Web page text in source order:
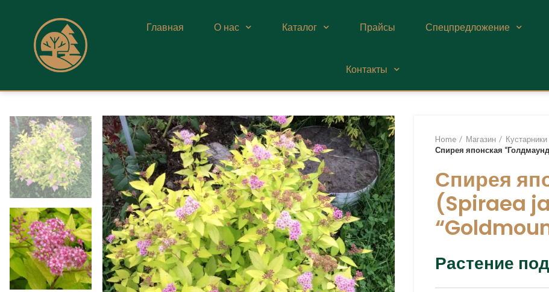
Главная О нас Каталог Прайсы Спецпредложение
Контакты
Home Магазин Кустарники
Спирея японская
Спирея
(Spiraea
Растение